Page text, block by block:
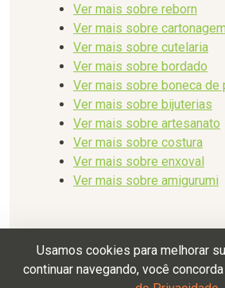
Usamos cookies para melhorar
continuar navegando, você
Ver mais sobre reborn
Ver mais sobre cartonagem
Ver mais sobre cutelaria
Ver mais sobre bordado
Ver mais sobre boneca de
Ver mais sobre bijuterias
Ver mais sobre artesanato
Ver mais sobre costura
Ver mais sobre enxoval
Ver mais sobre amigurumi